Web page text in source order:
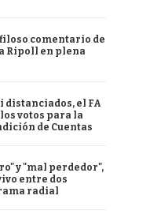
filoso comentario de
Ripoll en plena
distanciados, el FA
votos para la
de Cuentas
y "mal perdedor",
entre dos
radial